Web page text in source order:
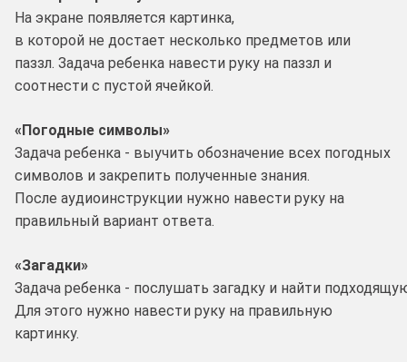
На экране появляется картинка,
в которой не достает несколько предметов или
паззл. Задача ребенка навести руку на паззл и
соотнести с пустой ячейкой.
«Погодные символы»
Задача ребенка - выучить обозначение всех погодных
символов и закрепить полученные знания.
После аудиоинструкции нужно навести руку на
правильный вариант ответа.
«Загадки»
Задача ребенка - послушать загадку и найти
Для этого нужно навести руку на правильную
картинку.